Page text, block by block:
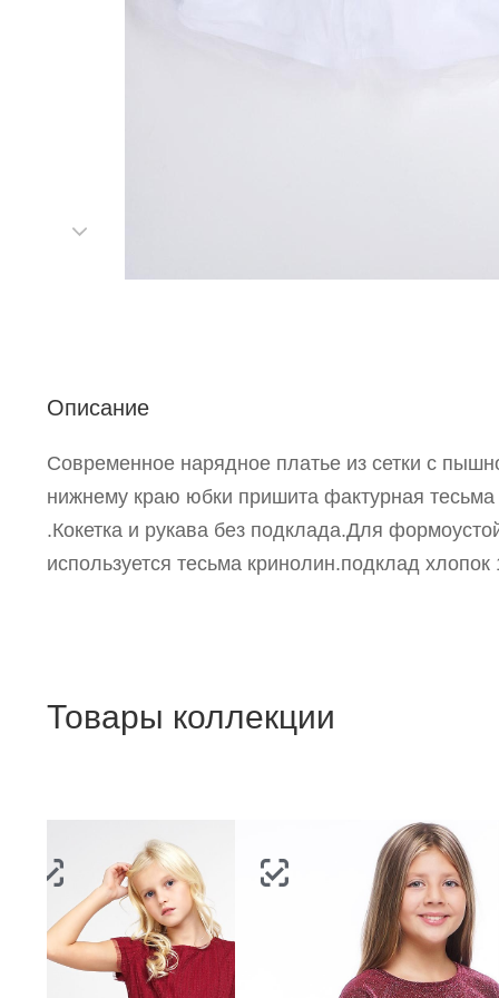
Описание
Современное нарядное платье из сетки с
нижнему краю юбки пришита фактурная тесьма
.Кокетка и рукава без подклада.Для
используется тесьма кринолин.подклад хлопок
Товары коллекции